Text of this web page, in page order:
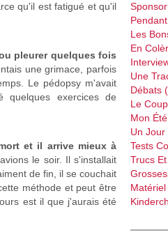
qu'il est fatigué et qu'il
pleurer quelques fois
une grimace, parfois
Le pédopsy m'avait
quelques exercices de
et il arrive mieux à
le soir. Il s'installait
de fin, il se couchait
méthode et peut être
est il que j'aurais été
Les
En
Une
Débats
Le
Mon
Un
Tests
Trucs